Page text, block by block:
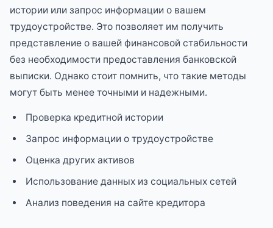
истории или запрос информации о вашем
трудоустройстве. Это позволяет им получить
представление о вашей финансовой стабильности
без необходимости предоставления банковской
выписки. Однако стоит помнить, что такие методы
могут быть менее точными и надежными.
Проверка кредитной истории
Запрос информации о трудоустройстве
Оценка других активов
Использование данных из социальных сетей
Анализ поведения на сайте кредитора